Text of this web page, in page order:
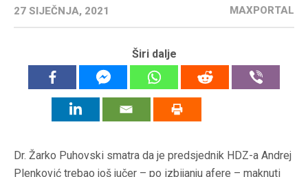
27 SIJEČNJA, 2021 MAXPORTAL
Širi dalje
Dr. Žarko Puhovski smatra da je predsjednik HDZ-a Andrej
Plenković trebao još jučer – po izbijanju afere – maknuti